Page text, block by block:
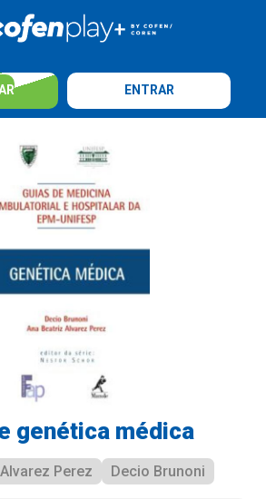
ENTRAR
genética médica
Perez Decio Brunoni